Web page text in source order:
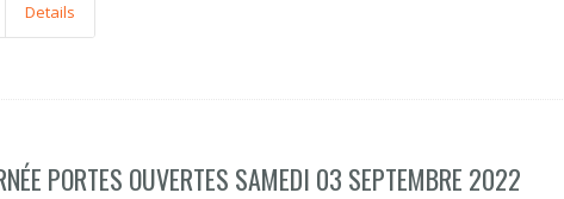
Details
PORTES OUVERTES SAMEDI 03 SEPTEMBRE 2022